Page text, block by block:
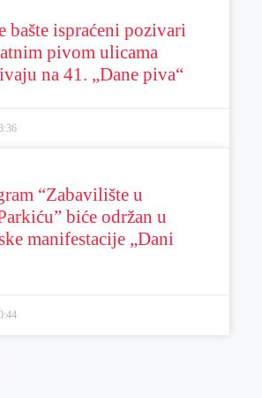
bašte ispraćeni pozivari
pivom ulicama
na 41. „Dane piva“
“Zabavilište u
biće održan u
manifestacije „Dani